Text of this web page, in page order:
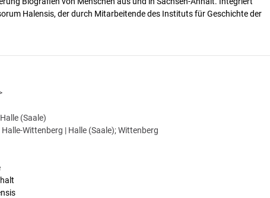
Halensis, der durch Mitarbeitende des Instituts für Geschichte der
(Saale)
Wittenberg | Halle (Saale); Wittenberg